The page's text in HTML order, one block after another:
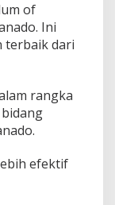
of
Ini
terbaik dari
rangka
efektif